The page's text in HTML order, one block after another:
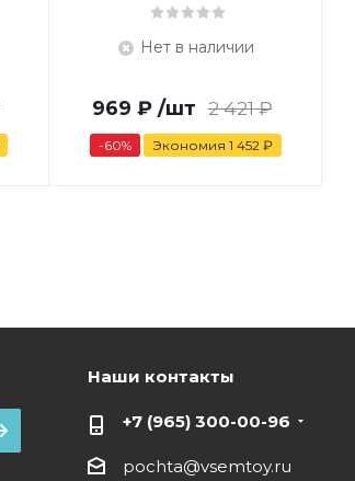
Нет в наличии
969 ₽ /шт 2 421₽
-60% Экономия 1 452 ₽
Наши контакты
+7 (965) 300-00-96
pochta@vsemtoy.ru